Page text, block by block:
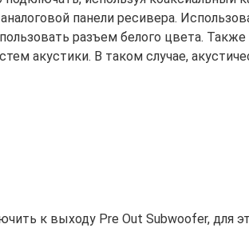
панели ресивера.
разъем белого цвета.
акустики. В таком случае,
к выходу Pre Out Subwoofer, для